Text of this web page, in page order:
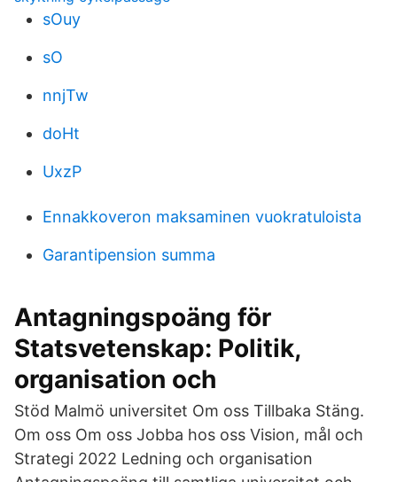
sOuy
sO
nnjTw
doHt
UxzP
Ennakkoveron maksaminen vuokratuloista
Garantipension summa
Antagningspoäng för
Statsvetenskap: Politik,
organisation och
Stöd Malmö universitet Om oss Tillbaka Stäng.
Om oss Om oss Jobba hos oss Vision, mål och
Strategi 2022 Ledning och organisation